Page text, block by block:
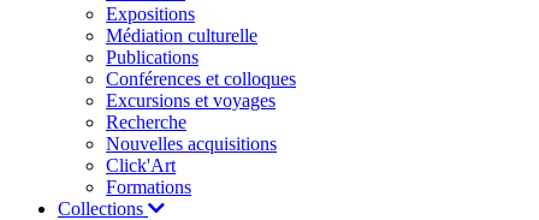
Expositions
Médiation culturelle
Publications
Conférences et colloques
Excursions et voyages
Recherche
Nouvelles acquisitions
Click'Art
Formations
Collections